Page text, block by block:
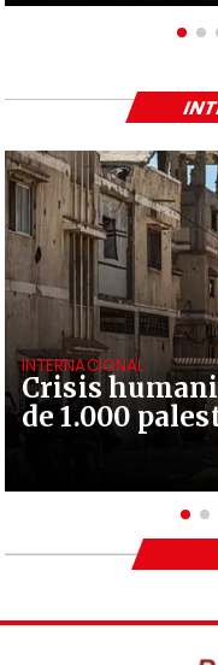
Crisis
de 1.000
INTERNACIONAL